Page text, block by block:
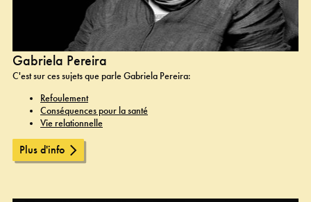
Gabriela Pereira
C'est sur ces sujets que parle Gabriela Pereira:
Refoulement
Conséquences pour la santé
Vie relationnelle
Plus d'info